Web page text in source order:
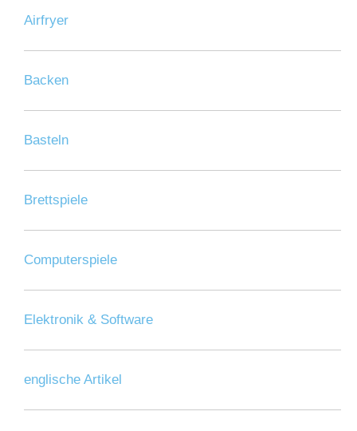
Airfryer
Backen
Basteln
Brettspiele
Computerspiele
Elektronik & Software
englische Artikel